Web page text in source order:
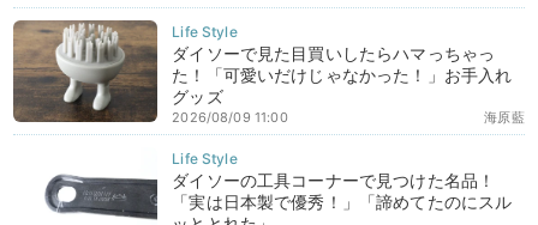
ダイソーで見た目買いしたらハマっちゃっ
た！「可愛いだけじゃなかった！」お手入れ
グッズ
海原藍
2026/08/09 11:00
ダイソーの工具コーナーで見つけた名品！
「実は日本製で優秀！」「諦めてたのにスル